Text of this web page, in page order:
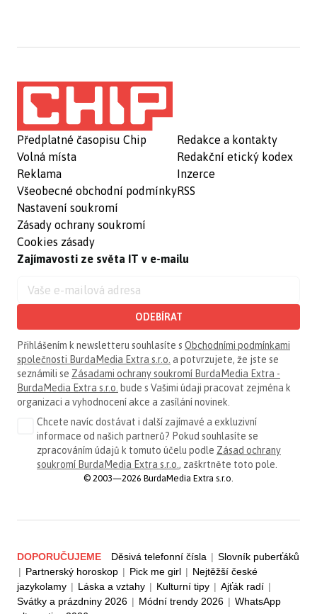
Předplatné časopisu Chip
Volná místa
Reklama
Všeobecné obchodní podmínky
Nastavení soukromí
Zásady ochrany soukromí
Cookies zásady
Redakce a kontakty
Redakční etický kodex
Inzerce
RSS
Zajímavosti ze světa IT v e-mailu
ODEBÍRAT
Přihlášením k newsletteru souhlasíte s Obchodními podmínkami
společnosti BurdaMedia Extra s.r.o. a potvrzujete, že jste se
seznámili se Zásadami ochrany soukromí BurdaMedia Extra -
BurdaMedia Extra s.r.o. bude s Vašimi údaji pracovat zejména k
organizaci a vyhodnocení akce a zasílání novinek.
Chcete navíc dostávat i další zajímavé a exkluzivní
informace od našich partnerů? Pokud souhlasíte se
zpracováním údajů k tomuto účelu podle Zásad ochrany
soukromí BurdaMedia Extra s.r.o., zaškrtněte toto pole.
© 2003—2026 BurdaMedia Extra s.r.o.
DOPORUČUJEME Děsivá telefonní čísla | Slovník puberťáků
| Partnerský horoskop | Pick me girl | Nejtěžší české
jazykolamy | Láska a vztahy | Kulturní tipy | Ajťák radí |
Svátky a prázdniny 2026 | Módní trendy 2026 | WhatsApp